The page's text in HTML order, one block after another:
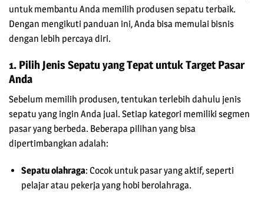
untuk membantu Anda memilih produsen sepatu terbaik.
Dengan mengikuti panduan ini, Anda bisa memulai bisnis
dengan lebih percaya diri.
1. Pilih Jenis Sepatu yang Tepat untuk Target Pasar
Anda
Sebelum memilih produsen, tentukan terlebih dahulu jenis
sepatu yang ingin Anda jual. Setiap kategori memiliki segmen
pasar yang berbeda. Beberapa pilihan yang bisa
dipertimbangkan adalah:
Sepatu olahraga: Cocok untuk pasar yang aktif, seperti
pelajar atau pekerja yang hobi berolahraga.